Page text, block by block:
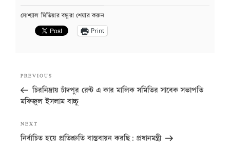
সোশ্যাল মিডিয়ার বন্ধুরা শেয়ার করুন
Print
navigation
Previous
Post
PREVIOUS
চিরনিদ্রায় চাঁদপুর রেন্ট এ কার মালিক সমিতির সাবেক সভাপতি
মফিজুল ইসলাম বাচ্চু
Next
Post
NEXT
নির্বাচিত হয়ে প্রতিশ্রুতি বাস্তবায়ন করছি: প্রধানমন্ত্রী